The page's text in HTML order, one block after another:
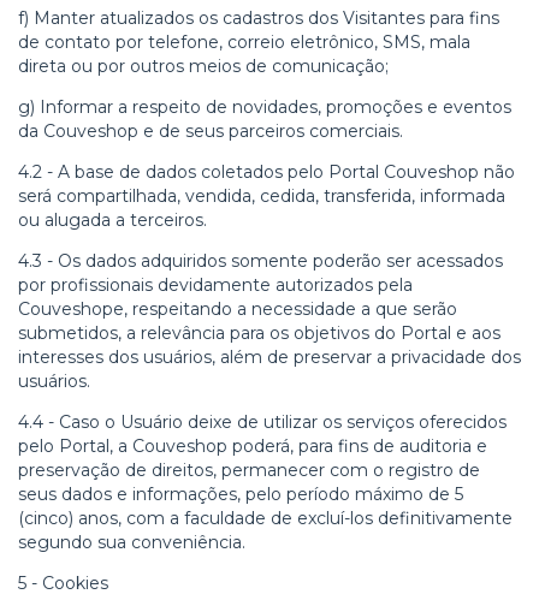
f) Manter atualizados os cadastros dos Visitantes para fins
de contato por telefone, correio eletrônico, SMS, mala
direta ou por outros meios de comunicação;
g) Informar a respeito de novidades, promoções e eventos
da Couveshop e de seus parceiros comerciais.
4.2 - A base de dados coletados pelo Portal Couveshop não
será compartilhada, vendida, cedida, transferida, informada
ou alugada a terceiros.
4.3 - Os dados adquiridos somente poderão ser acessados
por profissionais devidamente autorizados pela
Couveshope, respeitando a necessidade a que serão
submetidos, a relevância para os objetivos do Portal e aos
interesses dos usuários, além de preservar a privacidade dos
usuários.
4.4 - Caso o Usuário deixe de utilizar os serviços oferecidos
pelo Portal, a Couveshop poderá, para fins de auditoria e
preservação de direitos, permanecer com o registro de
seus dados e informações, pelo período máximo de 5
(cinco) anos, com a faculdade de excluí-los definitivamente
segundo sua conveniência.
5 - Cookies